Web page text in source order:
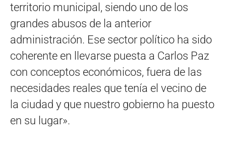
territorio municipal, siendo uno de los
grandes abusos de la anterior
administración. Ese sector político ha sido
coherente en llevarse puesta a Carlos Paz
con conceptos económicos, fuera de las
necesidades reales que tenía el vecino de
la ciudad y que nuestro gobierno ha puesto
en su lugar».